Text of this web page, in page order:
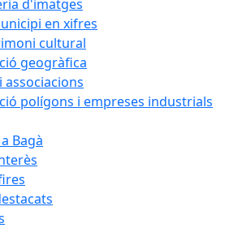
d'imatges
en xifres
cultural
geogràfica
associacions
polígons i empreses industrials
Bagà